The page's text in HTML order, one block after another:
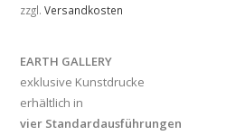
zzgl.Versandkosten
EARTH GALLERY
exklusive Kunstdrucke
erhältlich in
vier Standardausführungen